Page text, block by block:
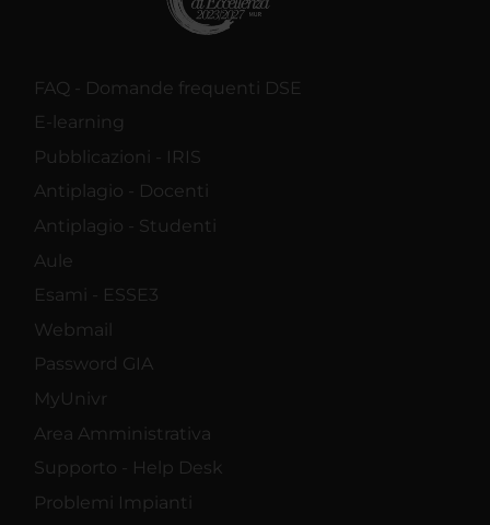
FAQ - Domande frequenti DSE
E-learning
Pubblicazioni - IRIS
Antiplagio - Docenti
Antiplagio - Studenti
Aule
Esami - ESSE3
Webmail
Password GIA
MyUnivr
Area Amministrativa
Supporto - Help Desk
Problemi Impianti